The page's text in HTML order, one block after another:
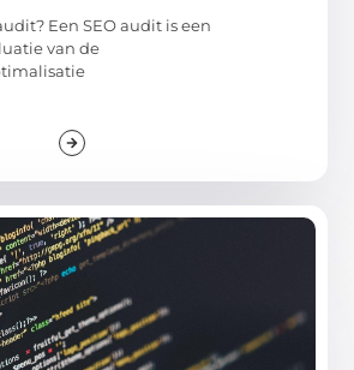
Een SEO audit is een
van de